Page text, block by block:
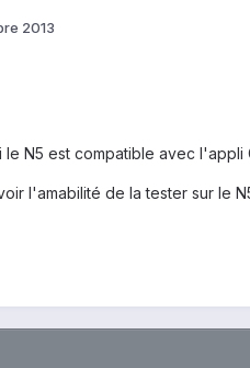
2013
le N5 est compatible avec
l'amabilité de la tester sur le